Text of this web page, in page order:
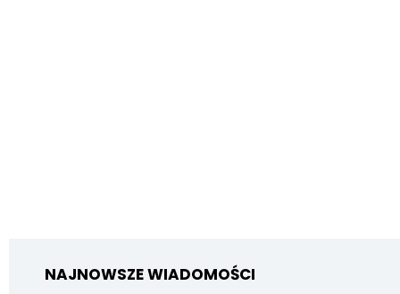
NAJNOWSZE WIADOMOŚCI